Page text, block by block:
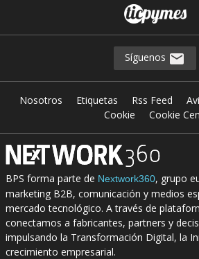
Síguenos
Nosotros Etiquetas Rss Feed
Cookie
Cookie
BPS forma parte de Nextwork360, grupo
marketing B2B, comunicación y medios
mercado tecnológico. A través de
conectamos a fabricantes, partners y
impulsando la Transformación Digital, la
crecimiento empresarial.